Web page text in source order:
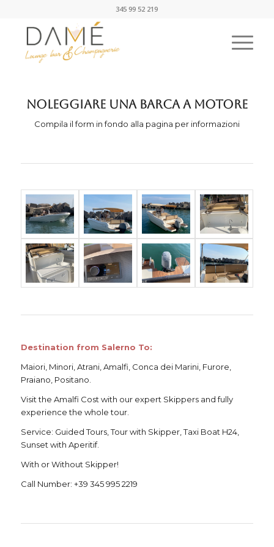
345 99 52 219
Noleggiare una barca a motore
Compila il form in fondo alla pagina per informazioni
Destination from Salerno To:
Maiori, Minori, Atrani, Amalfi, Conca dei Marini, Furore,
Praiano, Positano.
Visit the Amalfi Cost with our expert Skippers and fully
experience the whole tour.
Service: Guided Tours, Tour with Skipper, Taxi Boat H24,
Sunset with Aperitif.
With or Without Skipper!
Call Number: +39 345 995 2219